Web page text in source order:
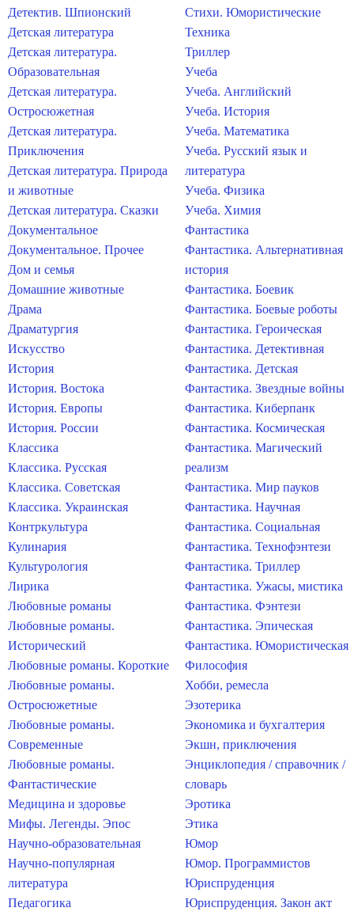
Детектив. Шпионский
Детская литература
Детская литература.
Образовательная
Детская литература.
Остросюжетная
Детская литература.
Приключения
Детская литература. Природа
и животные
Детская литература. Сказки
Документальное
Документальное. Прочее
Дом и семья
Домашние животные
Драма
Драматургия
Искусство
История
История. Востока
История. Европы
История. России
Классика
Классика. Русская
Классика. Советская
Классика. Украинская
Контркультура
Кулинария
Культурология
Лирика
Любовные романы
Любовные романы.
Исторический
Любовные романы. Короткие
Любовные романы.
Остросюжетные
Любовные романы.
Современные
Любовные романы.
Фантастические
Медицина и здоровье
Мифы. Легенды. Эпос
Научно-образовательная
Научно-популярная
литература
Педагогика
Стихи. Юмористические
Техника
Триллер
Учеба
Учеба. Английский
Учеба. История
Учеба. Математика
Учеба. Русский язык и
литература
Учеба. Физика
Учеба. Химия
Фантастика
Фантастика. Альтернативная
история
Фантастика. Боевик
Фантастика. Боевые роботы
Фантастика. Героическая
Фантастика. Детективная
Фантастика. Детская
Фантастика. Звездные войны
Фантастика. Киберпанк
Фантастика. Космическая
Фантастика. Магический
реализм
Фантастика. Мир пауков
Фантастика. Научная
Фантастика. Социальная
Фантастика. Технофэнтези
Фантастика. Триллер
Фантастика. Ужасы, мистика
Фантастика. Фэнтези
Фантастика. Эпическая
Фантастика. Юмористическая
Философия
Хобби, ремесла
Эзотерика
Экономика и бухгалтерия
Экшн, приключения
Энциклопедия / справочник /
словарь
Эротика
Этика
Юмор
Юмор. Программистов
Юриспруденция
Юриспруденция. Закон акт